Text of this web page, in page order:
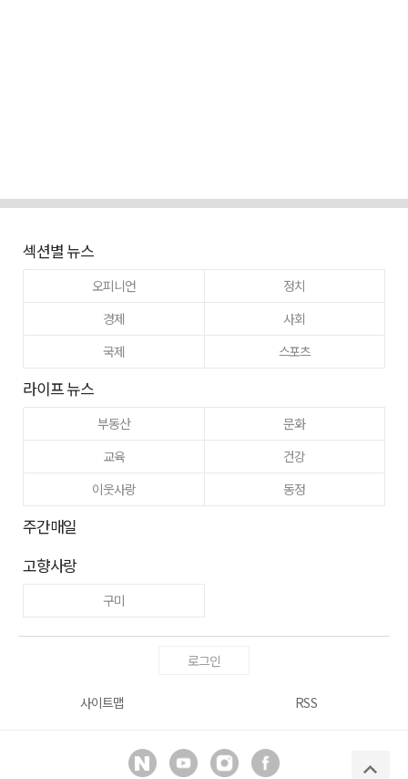
섹션별 뉴스
오피니언
정치
경제
사회
국제
스포츠
라이프 뉴스
부동산
문화
교육
건강
이웃사랑
동정
주간매일
고향사랑
구미
로그인
사이트맵 RSS